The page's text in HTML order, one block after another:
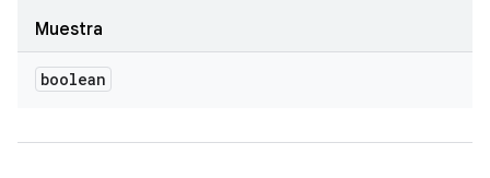
Muestra
boolean